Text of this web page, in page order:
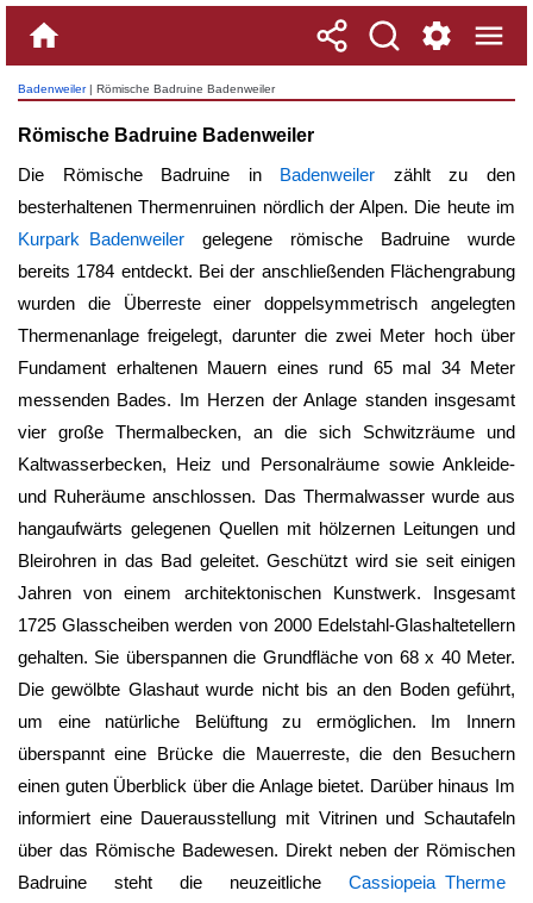
Badenweiler| Römische Badruine Badenweiler
Römische Badruine Badenweiler
Die Römische Badruine in Badenweiler zählt zu den
besterhaltenen Thermenruinen nördlich der Alpen. Die heute im
Kurpark Badenweiler gelegene römische Badruine wurde
bereits 1784 entdeckt. Bei der anschließenden Flächengrabung
wurden die Überreste einer doppelsymmetrisch angelegten
Thermenanlage freigelegt, darunter die zwei Meter hoch über
Fundament erhaltenen Mauern eines rund 65 mal 34 Meter
messenden Bades. Im Herzen der Anlage standen insgesamt
vier große Thermalbecken, an die sich Schwitzräume und
Kaltwasserbecken, Heiz und Personalräume sowie Ankleide-
und Ruheräume anschlossen. Das Thermalwasser wurde aus
hangaufwärts gelegenen Quellen mit hölzernen Leitungen und
Bleirohren in das Bad geleitet. Geschützt wird sie seit einigen
Jahren von einem architektonischen Kunstwerk. Insgesamt
1725 Glasscheiben werden von 2000 Edelstahl-Glashaltetellern
gehalten. Sie überspannen die Grundfläche von 68 x 40 Meter.
Die gewölbte Glashaut wurde nicht bis an den Boden geführt,
um eine natürliche Belüftung zu ermöglichen. Im Innern
überspannt eine Brücke die Mauerreste, die den Besuchern
einen guten Überblick über die Anlage bietet. Darüber hinaus Im
informiert eine Dauerausstellung mit Vitrinen und Schautafeln
über das Römische Badewesen. Direkt neben der Römischen
Badruine steht die neuzeitliche Cassiopeia Therme